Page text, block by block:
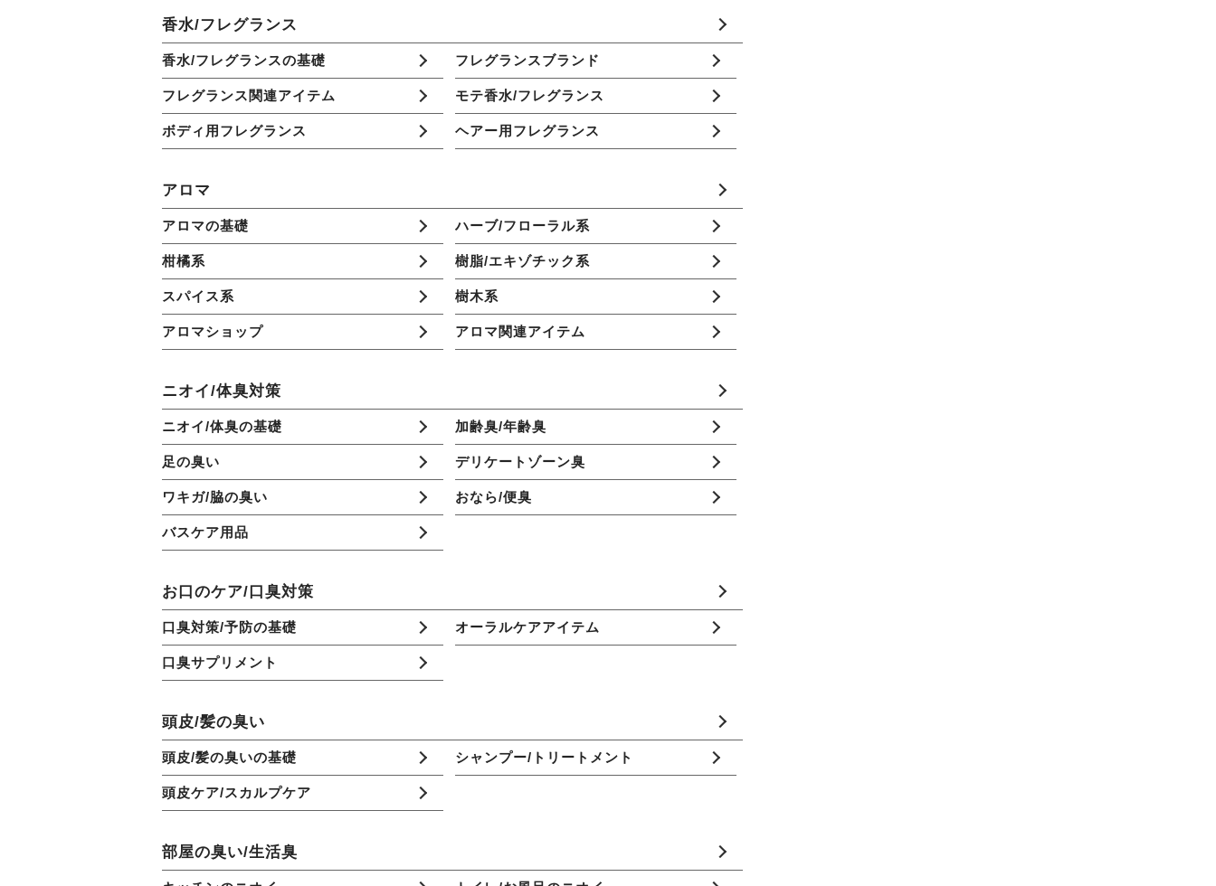
香水/フレグランス
香水/フレグランスの基礎 フレグランスブランド
フレグランス関連アイテム モテ香水/フレグランス
ボディ用フレグランス ヘアー用フレグランス
アロマ
アロマの基礎 ハーブ/フローラル系
柑橘系 樹脂/エキゾチック系
スパイス系 樹木系
アロマショップ アロマ関連アイテム
ニオイ/体臭対策
ニオイ/体臭の基礎 加齢臭/年齢臭
足の臭い デリケートゾーン臭
ワキガ/脇の臭い おなら/便臭
バスケア用品
お口のケア/口臭対策
口臭対策/予防の基礎 オーラルケアアイテム
口臭サプリメント
頭皮/髪の臭い
頭皮/髪の臭いの基礎 シャンプー/トリートメント
頭皮ケア/スカルプケア
部屋の臭い/生活臭